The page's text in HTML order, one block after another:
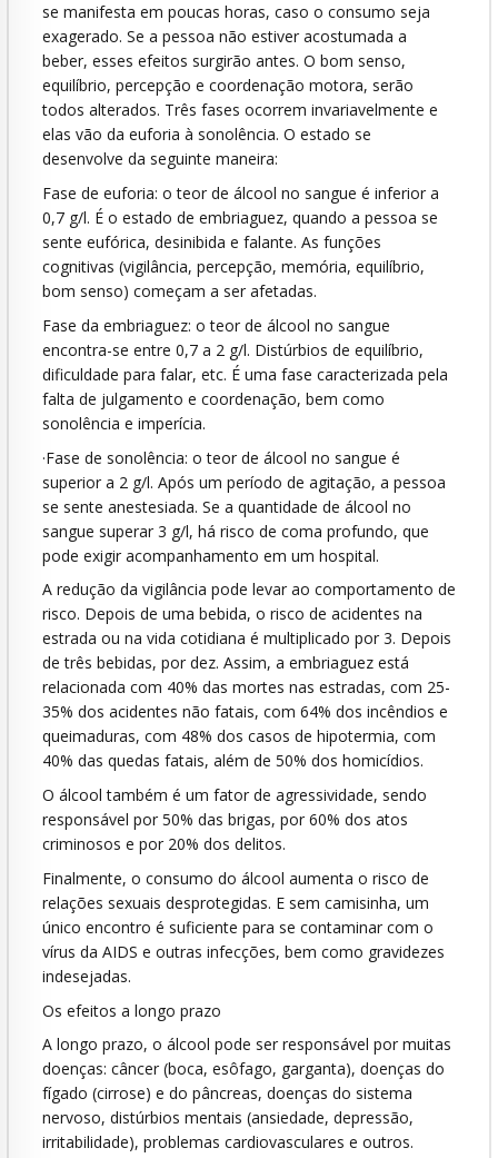
se manifesta em poucas horas, caso o consumo seja
exagerado. Se a pessoa não estiver acostumada a
beber, esses efeitos surgirão antes. O bom senso,
equilíbrio, percepção e coordenação motora, serão
todos alterados. Três fases ocorrem invariavelmente e
elas vão da euforia à sonolência. O estado se
desenvolve da seguinte maneira:
Fase de euforia: o teor de álcool no sangue é inferior a
0,7 g/l. É o estado de embriaguez, quando a pessoa se
sente eufórica, desinibida e falante. As funções
cognitivas (vigilância, percepção, memória, equilíbrio,
bom senso) começam a ser afetadas.
Fase da embriaguez: o teor de álcool no sangue
encontra-se entre 0,7 a 2 g/l. Distúrbios de equilíbrio,
dificuldade para falar, etc. É uma fase caracterizada pela
falta de julgamento e coordenação, bem como
sonolência e imperícia.
·Fase de sonolência: o teor de álcool no sangue é
superior a 2 g/l. Após um período de agitação, a pessoa
se sente anestesiada. Se a quantidade de álcool no
sangue superar 3 g/l, há risco de coma profundo, que
pode exigir acompanhamento em um hospital.
A redução da vigilância pode levar ao comportamento de
risco. Depois de uma bebida, o risco de acidentes na
estrada ou na vida cotidiana é multiplicado por 3. Depois
de três bebidas, por dez. Assim, a embriaguez está
relacionada com 40% das mortes nas estradas, com 25-
35% dos acidentes não fatais, com 64% dos incêndios e
queimaduras, com 48% dos casos de hipotermia, com
40% das quedas fatais, além de 50% dos homicídios.
O álcool também é um fator de agressividade, sendo
responsável por 50% das brigas, por 60% dos atos
criminosos e por 20% dos delitos.
Finalmente, o consumo do álcool aumenta o risco de
relações sexuais desprotegidas. E sem camisinha, um
único encontro é suficiente para se contaminar com o
vírus da AIDS e outras infecções, bem como gravidezes
indesejadas.
Os efeitos a longo prazo
A longo prazo, o álcool pode ser responsável por muitas
doenças: câncer (boca, esôfago, garganta), doenças do
fígado (cirrose) e do pâncreas, doenças do sistema
nervoso, distúrbios mentais (ansiedade, depressão,
irritabilidade), problemas cardiovasculares e outros.